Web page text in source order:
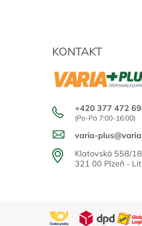
KONTAKT
+420 377 472
(Po-Pá 7:00-16:00)
varia-
Klatovská 558/
321 00 Plzeň -